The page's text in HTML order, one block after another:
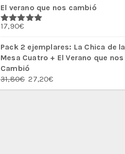
original
era:
actual
El verano que nos cambió
Valorado
5
17,90€
Pack 2 ejemplares: La Chica de la
Mesa Cuatro + El Verano que nos
Cambió
31,80€ El
precio
27,20€
precio